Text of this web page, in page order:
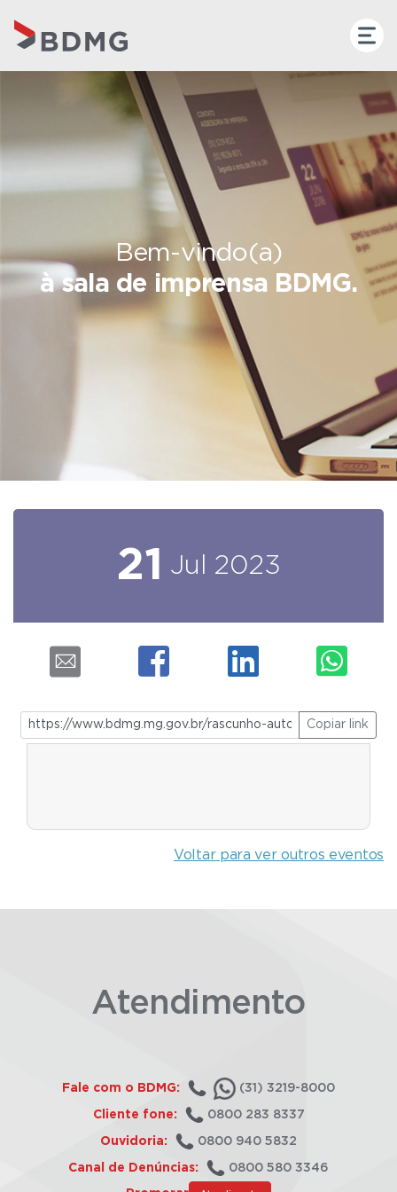
Bem-vindo(a)
à sala de imprensa BDMG.
21 Jul 2023
Copiar link
Voltar para ver outros eventos
Atendimento
Fale com o BDMG: (31) 3219-8000
Cliente fone: 0800 283 8337
Ouvidoria: 0800 940 5832
Canal de Denúncias: 0800 580 3346